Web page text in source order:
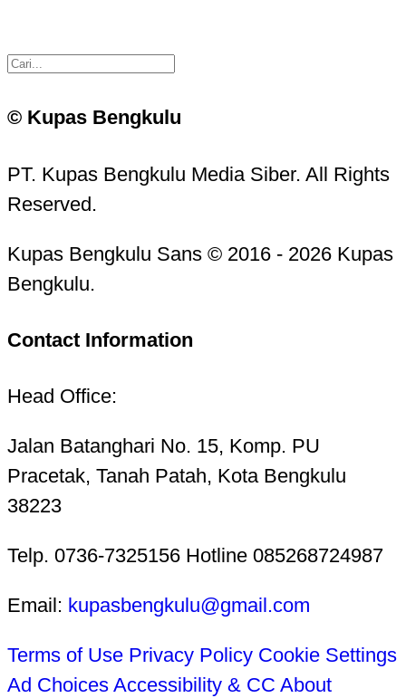
© Kupas Bengkulu
PT. Kupas Bengkulu Media Siber. All Rights
Reserved.
Kupas Bengkulu Sans © 2016 - 2026 Kupas
Bengkulu.
Contact Information
Head Office:
Jalan Batanghari No. 15, Komp. PU
Pracetak, Tanah Patah, Kota Bengkulu
38223
Telp. 0736-7325156 Hotline 085268724987
Email: kupasbengkulu@gmail.com
Terms of Use Privacy Policy Cookie Settings
Ad Choices Accessibility & CC About